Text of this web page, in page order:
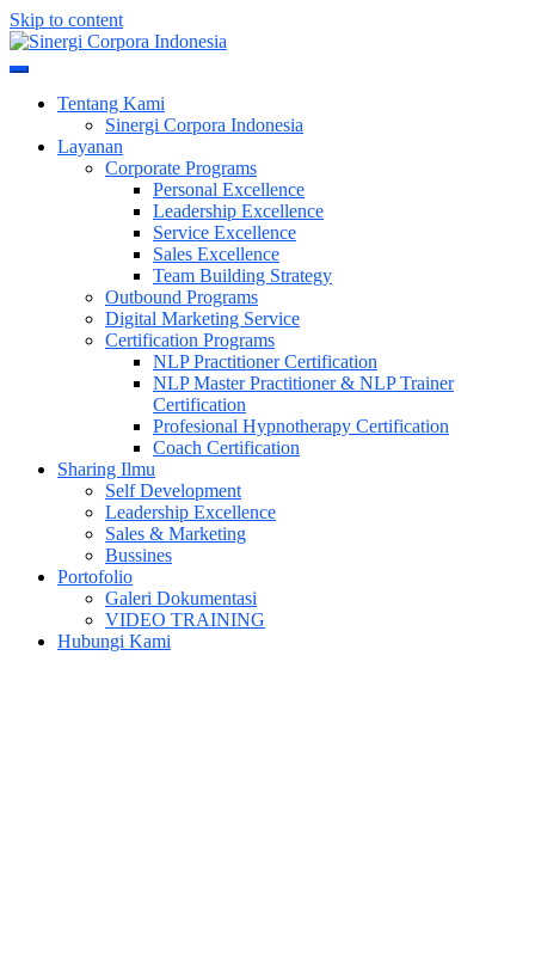
Skip to content
Sinergi Corpora Indonesia
Tentang Kami
Sinergi Corpora Indonesia
Layanan
Corporate Programs
Personal Excellence
Leadership Excellence
Service Excellence
Sales Excellence
Team Building Strategy
Outbound Programs
Digital Marketing Service
Certification Programs
NLP Practitioner Certification
NLP Master Practitioner & NLP Trainer
Certification
Profesional Hypnotherapy Certification
Coach Certification
Sharing Ilmu
Self Development
Leadership Excellence
Sales & Marketing
Bussines
Portofolio
Galeri Dokumentasi
VIDEO TRAINING
Hubungi Kami